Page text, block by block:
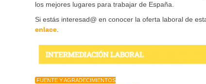
los mejores lugares para trabajar de España.
Si estás interesad@ en conocer la oferta laboral de
enlace.
FUENTE Y AGRADECIMIENTOS